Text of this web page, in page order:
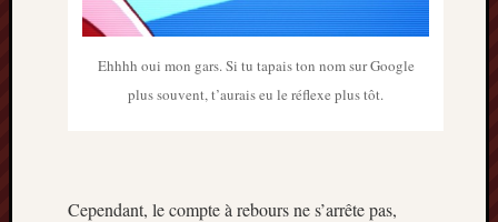
Ehhhh oui mon gars. Si tu tapais ton nom sur Google
plus souvent, t’aurais eu le réflexe plus tôt.
Cependant, le compte à rebours ne s’arrête pas,